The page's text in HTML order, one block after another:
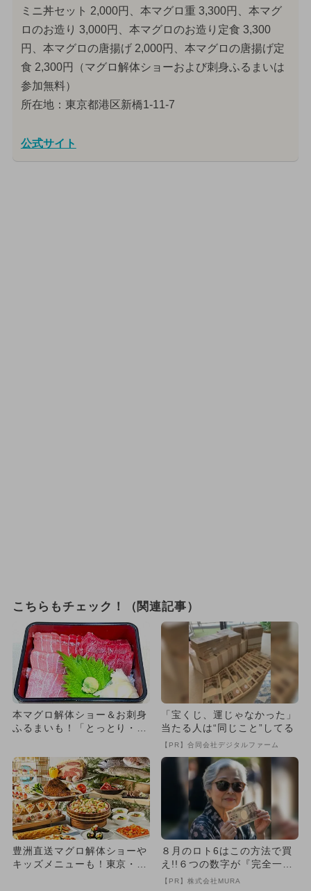
ミニ丼セット 2,000円、本マグロ重 3,300円、本マグ
ロのお造り 3,000円、本マグロのお造り定食 3,300
円、本マグロの唐揚げ 2,000円、本マグロの唐揚げ定
食 2,300円（マグロ解体ショーおよび刺身ふるまいは
参加無料）
所在地：東京都港区新橋1-11-7
公式サイト
こちらもチェック！（関連記事）
本マグロ解体ショー＆お刺身
ふるまいも！「とっとり・お
ア
「宝くじ、運じゃなかった」
当たる人は“同じこと”してる
【PR】合同会社デジタルファーム
豊洲直送マグロ解体ショーや
キッズメニューも！東京・潮
８月のロト6はこの方法で買
え!!６つの数字が『完全一
致』する方法
【PR】株式会社MURA